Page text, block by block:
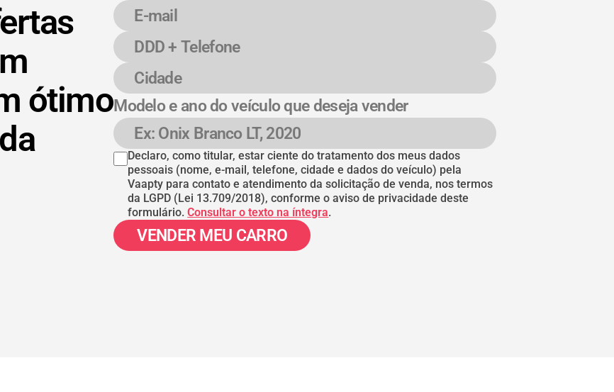
ótimoModelo e ano do veículo que deseja vender
Modelo e ano do veículo
Declaro, como titular, estar ciente do tratamento dos meus dados
pessoais (nome, e-mail, telefone, cidade e dados do veículo) pela
Vaapty para contato e atendimento da solicitação de venda, nos termos
da LGPD (Lei 13.709/2018), conforme o aviso de privacidade deste
formulário. Consultar o texto na íntegra.
VENDER MEU CARRO